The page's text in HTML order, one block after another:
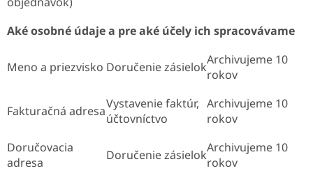
Aké osobné údaje a pre aké účely ich spracovávame
Meno a priezvisko Doručenie zásielokArchivujeme 10
rokov
Fakturačná adresaVystavenie faktúr,
účtovníctvo
Archivujeme 10
rokov
Doručovacia
adresa
Doručenie zásielokArchivujeme 10
rokov